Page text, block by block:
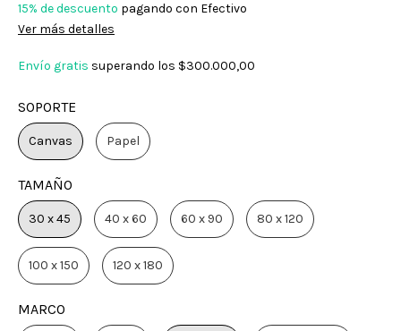
15% de descuento pagando con Efectivo
Ver más detalles
Envío gratis superando los $300.000,00
SOPORTE
Canvas Papel
TAMAÑO
30 x 45 40 x 60 60 x 90 80 x 120
100 x 150 120 x 180
MARCO